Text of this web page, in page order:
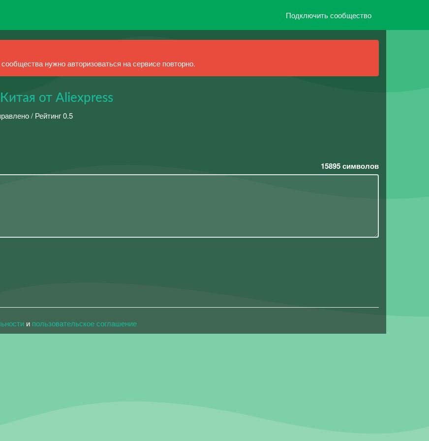
Подключить сообщество
нужно авторизоваться на сервисе повторно.
от Aliexpress
/ Рейтинг 0.5
15895символов
и пользовательское соглашение